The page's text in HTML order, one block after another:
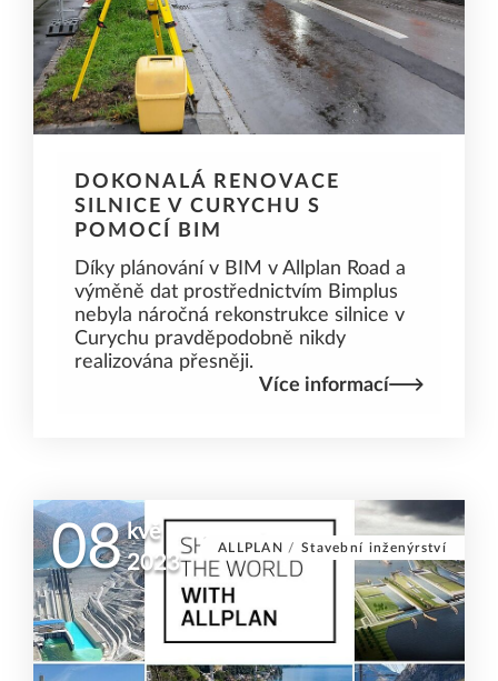
DOKONALÁ RENOVACE
SILNICE V CURYCHU S
POMOCÍ BIM
Díky plánování v BIM v Allplan Road a
výměně dat prostřednictvím Bimplus
nebyla náročná rekonstrukce silnice v
Curychu pravděpodobně nikdy
realizována přesněji.
Více informací
08 kvě
2023
ALLPLAN / Stavební inženýrství